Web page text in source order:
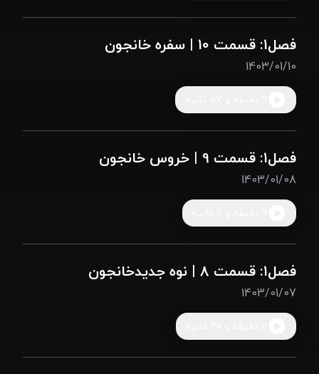
فصل1: قسمت 10 | سفره خانجون
1403/01/10
فصل1: قسمت 9 | خروس خانجون
1403/01/08
فصل1: قسمت 8 | نوه جدیدخانجون
1403/01/07